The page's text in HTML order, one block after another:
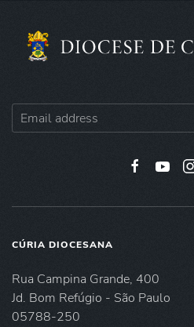
CÚRIA DIOCESANA
Rua Campina Grande, 400
Jd. Bom Refúgio - São Paulo
05788-250